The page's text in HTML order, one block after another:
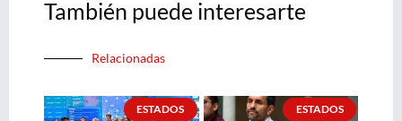
También puede interesarte
Relacionadas
ESTADOS ESTADOS